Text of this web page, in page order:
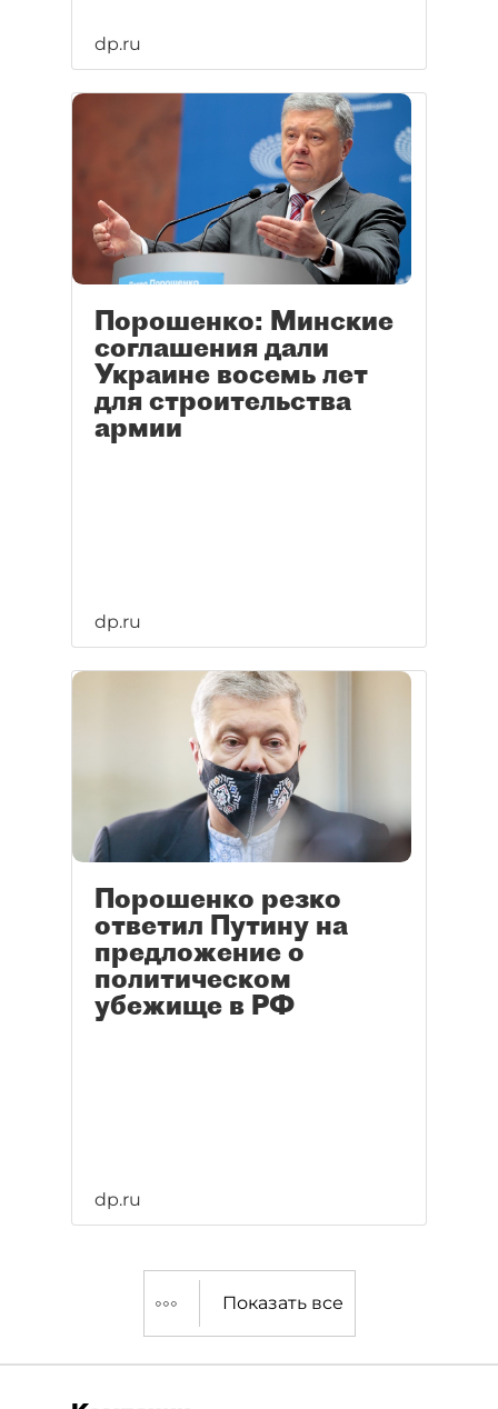
dp.ru
Порошенко: Минские
соглашения дали
Украине восемь лет
для строительства
армии
dp.ru
Порошенко резко
ответил Путину на
предложение о
политическом
убежище в РФ
dp.ru
Показать все